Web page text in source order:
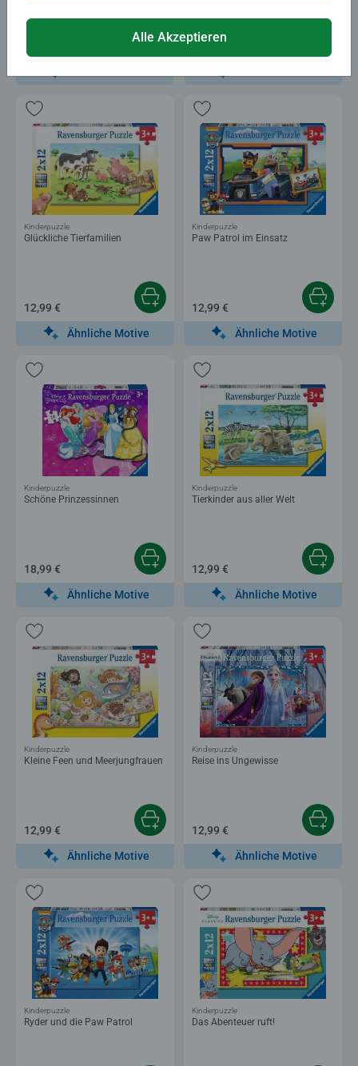
Glückliche Tierfamilien
Kinderpuzzle
12,99 €
Ähnliche Motive
Paw Patrol im Einsatz
Kinderpuzzle
12,99 €
Ähnliche Motive
Schöne Prinzessinnen
Kinderpuzzle
18,99 €
Ähnliche Motive
Tierkinder aus aller Welt
Kinderpuzzle
12,99 €
Ähnliche Motive
Kleine Feen und Meerjungfrauen
Kinderpuzzle
12,99 €
Ähnliche Motive
Reise ins Ungewisse
Kinderpuzzle
12,99 €
Ähnliche Motive
Ryder und die Paw Patrol
Kinderpuzzle
Das Abenteuer ruft!
Kinderpuzzle
Alle Akzeptieren